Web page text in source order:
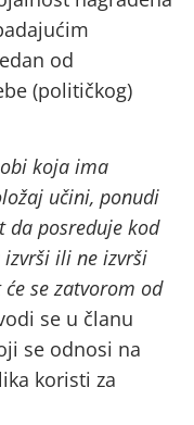
od
(političkog)
koja ima
učini, ponudi
posreduje kod
izvrši ili ne izvrši
se zatvorom od
se u članu
se odnosi na
koristi za